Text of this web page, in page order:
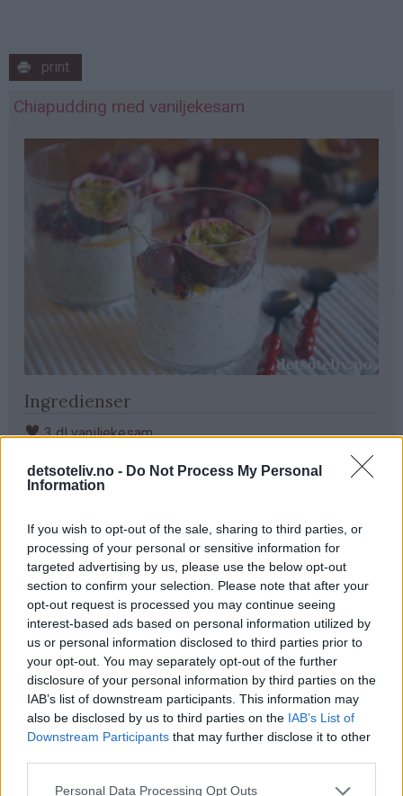
detsoteliv.no - Do Not Process My Personal
Information
If you wish to opt-out of the sale, sharing to third parties, or
processing of your personal or sensitive information for
targeted advertising by us, please use the below opt-out
section to confirm your selection. Please note that after your
opt-out request is processed you may continue seeing
interest-based ads based on personal information utilized by
us or personal information disclosed to third parties prior to
your opt-out. You may separately opt-out of the further
disclosure of your personal information by third parties on the
IAB’s list of downstream participants. This information may
also be disclosed by us to third parties on the IAB’s List of
Downstream Participants that may further disclose it to other
Personal Data Processing Opt Outs
print
Chiapudding med vaniljekesam
Ingredienser
♥3 dl vaniljekesam
Toppingforslag:
♥pasjonsfrukt
♥moreller
Fremgangsmåte
Finn frem to glass og fordel vaniljekesamen med ca like
mye i hvert glass.
Rør 1 ss chiafrø sammen med vaniljekesamen i hvert av
glassene.
Sett glassene i kjøleskapet over natten (eller minst et